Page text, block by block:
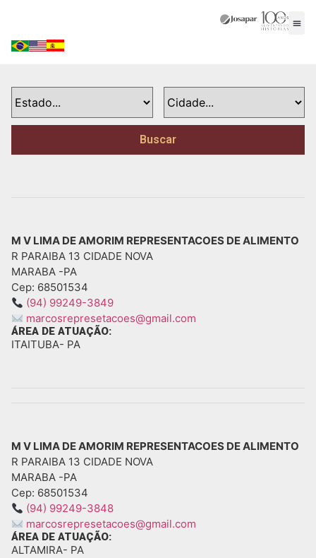
Buscar
M V LIMA DE AMORIM REPRESENTACOES DE ALIMENTO
R PARAIBA 13 CIDADE NOVA
MARABA -PA
Cep: 68501534
(94) 99249-3849
marcosrepresetacoes@gmail.com
ÁREA DE ATUAÇÃO:
ITAITUBA- PA
M V LIMA DE AMORIM REPRESENTACOES DE ALIMENTO
R PARAIBA 13 CIDADE NOVA
MARABA -PA
Cep: 68501534
(94) 99249-3848
marcosrepresetacoes@gmail.com
ÁREA DE ATUAÇÃO:
ALTAMIRA- PA